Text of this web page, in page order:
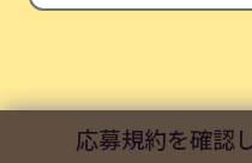
2024年7月1日（
2024年10月15日
応募規約を確認